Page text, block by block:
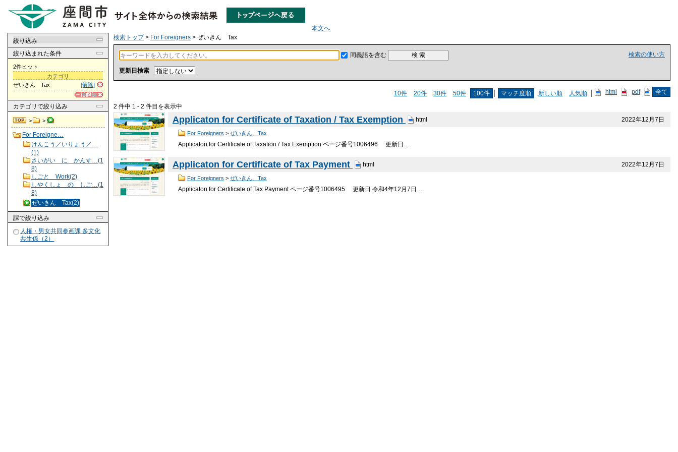
本文へ
絞り込み
絞り込まれた条件
2件ヒット
カテゴリ
[解除]
ぜいきん Tax
カテゴリ で絞り込み
> >
For Foreigne…
けんこう／いりょう／…
(1)
さいがい に かんす…(1
8)
しごと Work(2)
しやくしょ の しご…(1
8)
ぜいきん Tax(2)
課で絞り込み
人権・男女共同参画課 多文化
共生係（2）
検索トップ> For Foreigners > ぜいきん Tax
検索の使い方
同義語を含む
更新日検索
10件 20件 30件 50件 100件 マッチ度順 新しい順 人気順 html pdf 全て
2 件中 1 - 2 件目を表示中
2022年12月7日
Applicaton for Certificate of Taxation / Tax Exemption html
For Foreigners > ぜいきん Tax
Applicaton for Certificate of Taxation / Tax Exemption ページ番号1006496 更新日 …
2022年12月7日
Applicaton for Certificate of Tax Payment html
For Foreigners > ぜいきん Tax
Applicaton for Certificate of Tax Payment ページ番号1006495 更新日 令和4年12月7日 …